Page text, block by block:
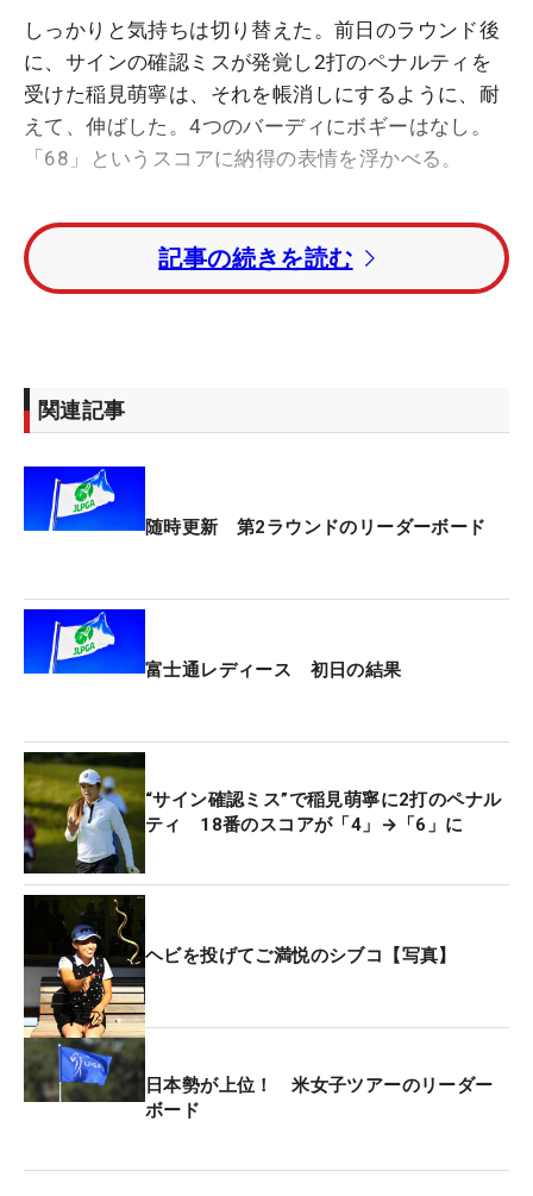
しっかりと気持ちは切り替えた。前日のラウンド後
に、サインの確認ミスが発覚し2打のペナルティを
受けた稲見萌寧は、それを帳消しにするように、耐
えて、伸ばした。4つのバーディにボギーはなし。
「68」というスコアに納得の表情を浮かべる。
第1ラウンドを終えた後、練習場でペナルティの話
を聞いた。最初に考えたのは「失格かと思った」。
初日、同伴競技者の1人が途中棄権し、スコアラー
場を出てしまった。これは2022年までのツアー規定
なら失格だった行為。ただ23年から日本女子プロゴ
ことにより、罰打扱いに。その改正に救われた。
なかった」と謝罪。それでも失格ではなかったこと
を「不幸中の幸い」と思い、気持ちを立て直した。
「（初日も）いいゴルフはできていた。自信を持っ
ボギーであがれてよかった」。ホッと胸をなでおろ
すことができた。
4つのバーディよりも、「ショートゲームがよく
て、しのいでいた」とアプローチなどで切り抜けた
パーが印象に残る一日だった。前半9番ではバンカ
ーから4メートルのパーパットを残したが、それを
沈めて、流れを引き寄せる。「ショットが戻ってチ
ャンスにつけることはできていた」という終盤戦に
つなげる、大きなプレーでもあった。
今季は10試合連続で決勝に進めない（棄権が1）経
記事の続きを読む
関連記事
随時更新 第2ラウンドのリーダーボード
富士通レディース 初日の結果
“サイン確認ミス”で稲見萌寧に2打のペナル
ティ 18番のスコアが「4」→「6」に
ヘビを投げてご満悦のシブコ【写真】
日本勢が上位！ 米女子ツアーのリーダー
ボード